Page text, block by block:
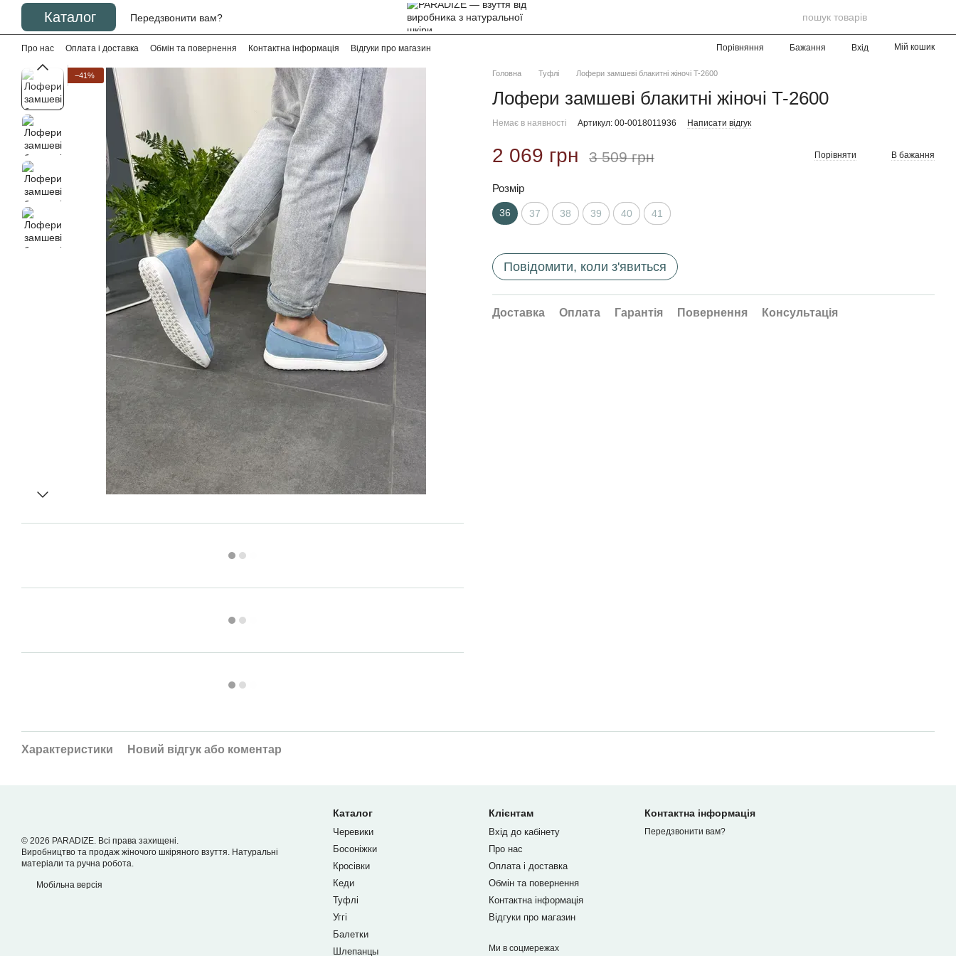
Перейти до основного контенту
Каталог Передзвонити вам?
Про нас Оплата і доставка Обмін та повернення Контактна інформація Відгуки про магазин Порівняння Бажання Вхід Мій кошик
−41% Головна Туфлі Лофери замшеві блакитні жіночі T-2600
Лофери замшеві блакитні жіночі T-2600
Немає в наявності Артикул: 00-0018011936 Написати відгук
2 069 грн 3 509 грн Порівняти В бажання
Розмір
36 37 38 39 40 41
Повідомити, коли з'явиться
Доставка Оплата Гарантія Повернення Консультація
Характеристики Новий відгук або коментар
© 2026 PARADIZE. Всі права захищені.
Виробництво та продаж жіночого шкіряного взуття. Натуральні
матеріали та ручна робота.
Мобільна версія
Каталог
Черевики
Босоніжки
Кросівки
Кеди
Туфлі
Уггі
Балетки
Шлепанцы
Клієнтам
Вхід до кабінету
Про нас
Оплата і доставка
Обмін та повернення
Контактна інформація
Відгуки про магазин
Ми в соцмережах
Контактна інформація
Передзвонити вам?